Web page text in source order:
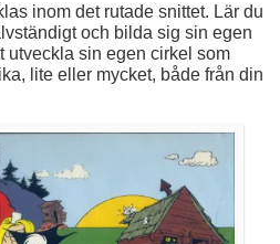
inom det rutade snittet. Lär du
och bilda sig sin egen
utveckla sin egen cirkel som
lite eller mycket, både från din